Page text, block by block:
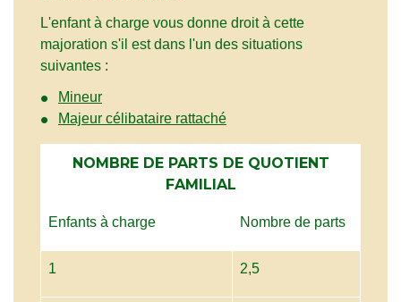
L'enfant à charge vous donne droit à cette
majoration s'il est dans l'un des situations
suivantes :
Mineur
Majeur célibataire rattaché
NOMBRE DE PARTS DE QUOTIENT
FAMILIAL
Enfants à charge Nombre de parts
1 2,5